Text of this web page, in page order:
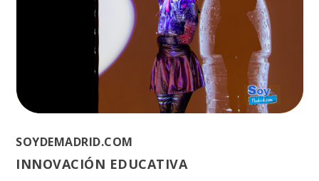
SOYDEMADRID.COM
INNOVACIÓN EDUCATIVA